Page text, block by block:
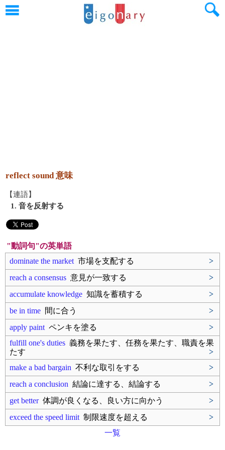
reflect sound 意味
【連語】
1. 音を反射する
"動詞句"の英単語
dominate the market 市場を支配する
>
reach a consensus 意見が一致する
>
accumulate knowledge 知識を蓄積する
>
be in time 間に合う
>
apply paint ペンキを塗る
>
fulfill one's duties 義務を果たす、任務を果たす、職責を果
たす
>
make a bad bargain 不利な取引をする
>
reach a conclusion 結論に達する、結論する
>
get better体調が良くなる、良い方に向かう
>
exceed the speed limit 制限速度を超える
>
一覧